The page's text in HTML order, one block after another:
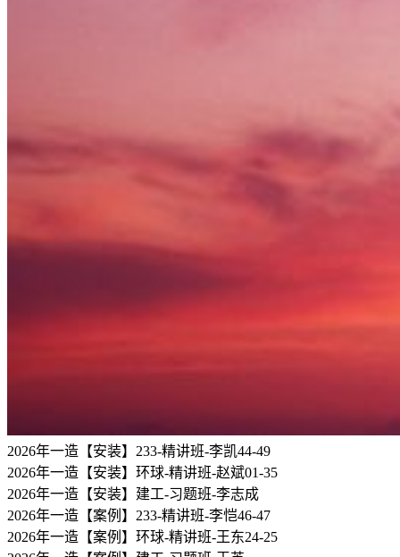
2026年一造【安装】233-精讲班-李凯44-49
2026年一造【安装】环球-精讲班-赵斌01-35
2026年一造【安装】建工-习题班-李志成
2026年一造【案例】233-精讲班-李恺46-47
2026年一造【案例】环球-精讲班-王东24-25